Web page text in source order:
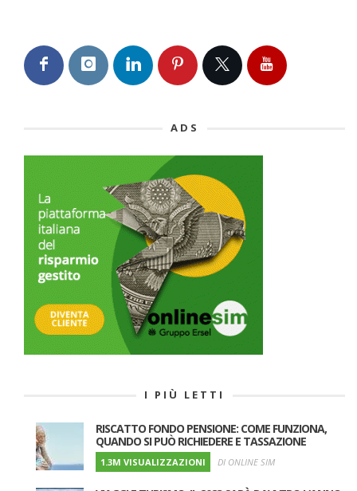
ADS
I PIÙ LETTI
RISCATTO FONDO PENSIONE: COME FUNZIONA,
QUANDO SI PUÒ RICHIEDERE E TASSAZIONE
1.3M VISUALIZZAZIONI DI ONLINE SIM